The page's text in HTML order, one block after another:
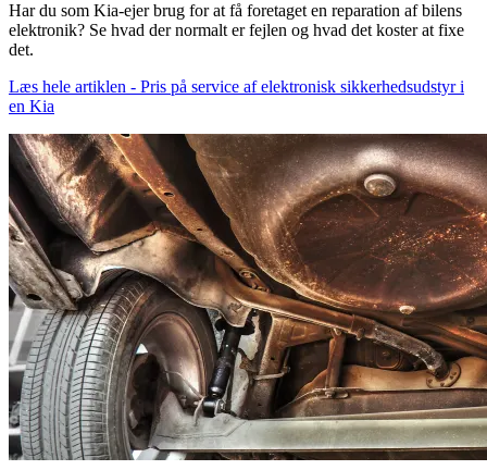
Har du som Kia-ejer brug for at få foretaget en reparation af bilens
elektronik? Se hvad der normalt er fejlen og hvad det koster at fixe
det.
Læs hele artiklen - Pris på service af elektronisk sikkerhedsudstyr i
en Kia